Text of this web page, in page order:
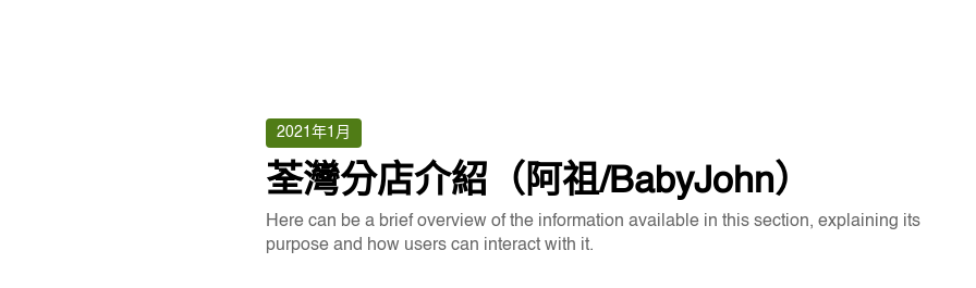
2021年1月
荃灣分店介紹（阿祖/BabyJohn）
Here can be a brief overview of the information available in this section, explaining its
purpose and how users can interact with it.